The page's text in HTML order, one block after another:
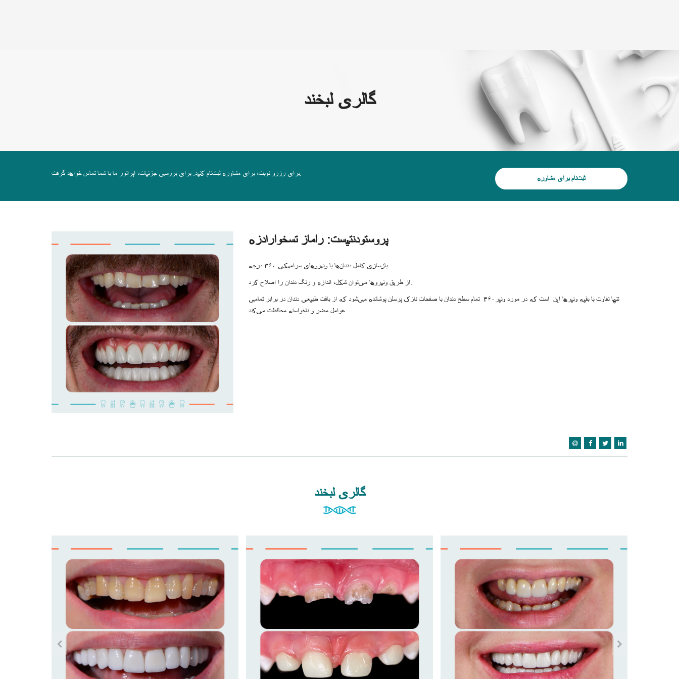
گالری لبخند
برای رزرو نوبت، برای مشاوره ثبت‌نام کنید. برای بررسی جزئیات، اپراتور ما با شما تماس خواهد گرفت.
ثبت‌نام برای مشاوره
پروستودنتیست: راماز تسخوارادزه
بازسازی کامل دندان‌ها با ونیروهای سرامیکی ۳۶۰ درجه.
از طریق ونیروها می‌توان شکل، اندازه و رنگ دندان را اصلاح کرد.
تنها تفاوت با بقیه ونیرها این است که در مورد ونیر۳۶۰ تمام سطح دندان با صفحات نازک پرسلن پوشانده می‌شود که از بافت طبیعی دندان در برابر تمامی
عوامل مضر و ناخواسته محافظت می‌کند.
گالری لبخند